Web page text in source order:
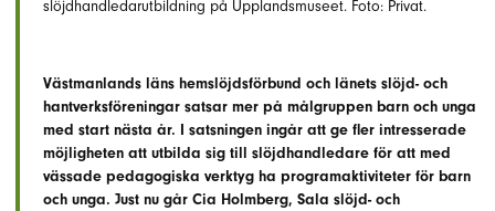
slöjdhandledarutbildning på Upplandsmuseet. Foto: Privat.
Västmanlands läns hemslöjdsförbund och länets slöjd- och
hantverksföreningar satsar mer på målgruppen barn och unga
med start nästa år. I satsningen ingår att ge fler intresserade
möjligheten att utbilda sig till slöjdhandledare för att med
vässade pedagogiska verktyg ha programaktiviteter för barn
och unga. Just nu går Cia Holmberg, Sala slöjd- och